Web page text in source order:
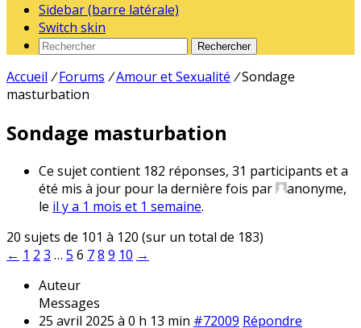
Sidebar (barre latérale)
Switch skin
Rechercher
Accueil / Forums /Amour et Sexualité /Sondage
masturbation
Sondage masturbation
Ce sujet contient 182 réponses, 31 participants et a
été mis à jour pour la dernière fois par
anonyme,
le il y a 1 mois et 1 semaine.
20 sujets de 101 à 120 (sur un total de 183)
← 1 2 3 … 5 6 78 9 10 →
Auteur
Messages
25 avril 2025 à 0 h 13 min #72009 Répondre